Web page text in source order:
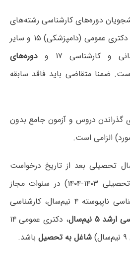
دوره‌های کارشناسی رشته‌های
علوم پایه، فنی مهندسی و دکتری عمومی (دامپزشکی) ۱۵ و سایر
و کارشناسی ۱۷ و
دوره‌های
ضمنا متقاضی باید فاقد سابقه
گذراندن دروس و آزمون جامع بدون
الزامی است.
تحصیلی بعد از تاریخ درخواست
(یعنی نیم‌سال اول سال تحصیلی ۱۴۰۳-۱۴۰۴) در سنوات مجاز
تحصیلی (کاردانی و کارشناسی ناپیوسته ۴ نیم‌سال، کارشناسی
۵ نیم‌سال
، دکتری عمومی ۱۴
شاغل به تحصیل باشد.